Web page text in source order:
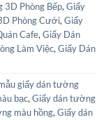
3D Phòng Bếp, Giấy
Phòng Cưới, Giấy
Cafe, Giấy Dán
Làm Việc, Giấy Dán
giấy dán tường
bạc, Giấy dán tường
màu hồng, Giấy dán